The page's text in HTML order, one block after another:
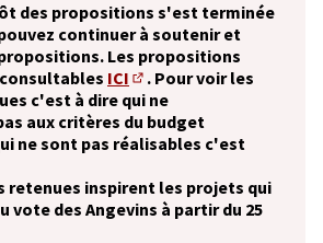
des propositions s'est terminée
continuer à soutenir et
Les propositions
ICI
(S'ouvre dans un nouvel
. Pour voir les
c'est à dire qui ne
aux critères du budget
ne sont pas réalisables c'est
un nouvel onglet)
retenues inspirent les projets qui
vote des Angevins à partir du 25